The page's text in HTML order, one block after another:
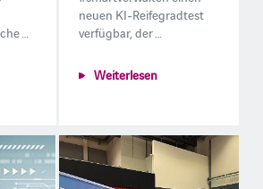
neuen KI-Reifegradtest
verfügbar, der …
Weiterlesen
…